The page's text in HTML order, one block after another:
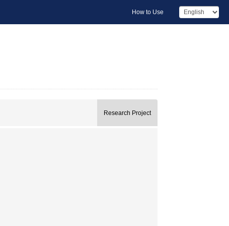
How to Use
Research Project